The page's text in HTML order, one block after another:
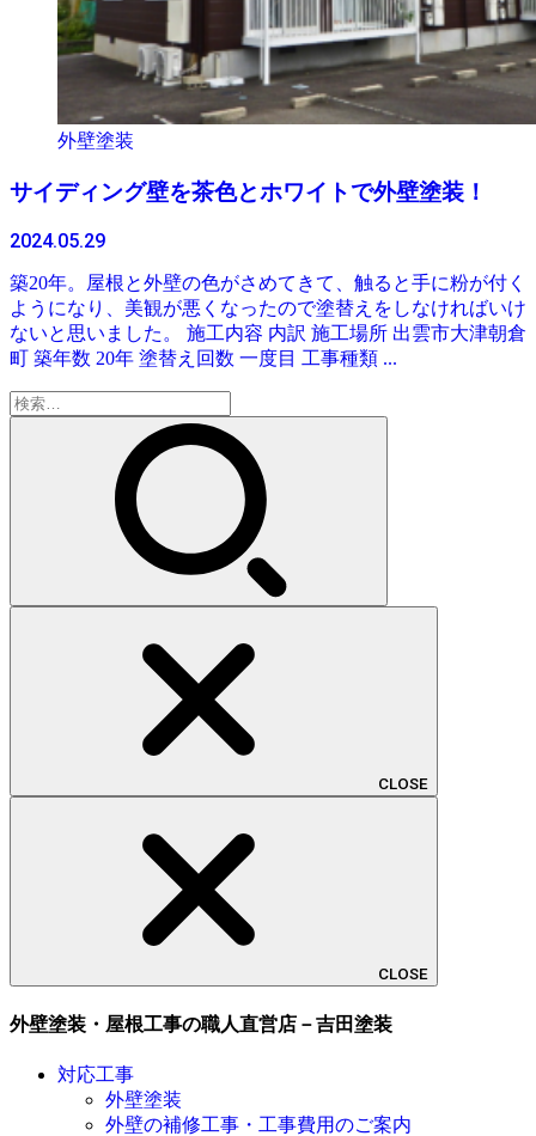
外壁塗装
サイディング壁を茶色とホワイトで外壁塗装！
2024.05.29
築20年。屋根と外壁の色がさめてきて、触ると手に粉が付く
ようになり、美観が悪くなったので塗替えをしなければいけ
ないと思いました。 施工内容 内訳 施工場所 出雲市大津朝倉
町 築年数 20年 塗替え回数 一度目 工事種類 ...
検
索:
CLOSE
CLOSE
外壁塗装・屋根工事の職人直営店－吉田塗装
対応工事
外壁塗装
外壁の補修工事・工事費用のご案内